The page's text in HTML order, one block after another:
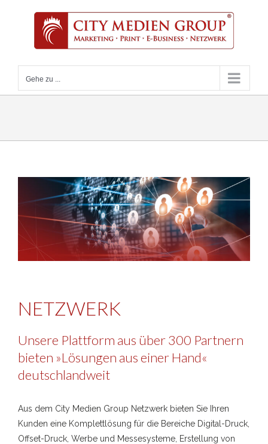
Gehe zu ...
NETZWERK
Unsere Plattform aus über 300 Partnern
bieten »Lösungen aus einer Hand«
deutschlandweit
Aus dem City Medien Group Netzwerk bieten Sie Ihren
Kunden eine Komplettlösung für die Bereiche Digital-Druck,
Offset-Druck, Werbe und Messesysteme, Erstellung von